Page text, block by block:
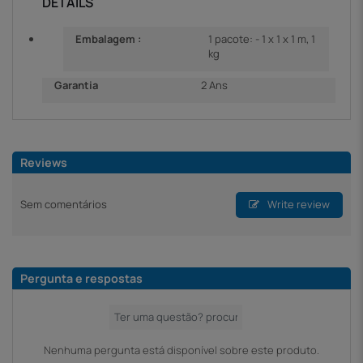
Embalagem :
1 pacote: - 1 x 1 x 1 m, 1
kg
Garantia 2 Ans
Reviews
Sem comentários Write review
Pergunta e respostas
Nenhuma pergunta está disponível sobre este produto.